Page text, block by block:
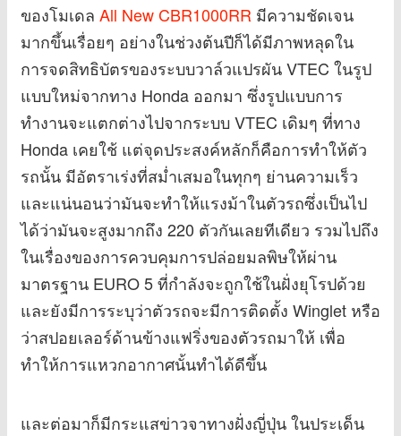
ของโมเดล All New CBR1000RR มีความชัดเจน
มากขึ้นเรื่อยๆ อย่างในช่วงต้นปีก็ได้มีภาพหลุดใน
การจดสิทธิบัตรของระบบวาล์วแปรผัน VTEC ในรูป
แบบใหม่จากทาง Honda ออกมา ซึ่งรูปแบบการ
ทำงานจะแตกต่างไปจากระบบ VTEC เดิมๆ ที่ทาง
Honda เคยใช้ แต่จุดประสงค์หลักก็คือการทำให้ตัว
รถนั้น มีอัตราเร่งที่สม่ำเสมอในทุกๆ ย่านความเร็ว
และแน่นอนว่ามันจะทำให้แรงม้าในตัวรถซึ่งเป็นไป
ได้ว่ามันจะสูงมากถึง 220 ตัวกันเลยทีเดียว รวมไปถึง
ในเรื่องของการควบคุมการปล่อยมลพิษให้ผ่าน
มาตรฐาน EURO 5 ที่กำลังจะถูกใช้ในฝั่งยุโรปด้วย
และยังมีการระบุว่าตัวรถจะมีการติดตั้ง Winglet หรือ
ว่าสปอยเลอร์ด้านข้างแฟริ่งของตัวรถมาให้ เพื่อ
ทำให้การแหวกอากาศนั้นทำได้ดีขึ้น
และต่อมาก็มีกระแสข่าวจาทางฝั่งญี่ปุ่น ในประเด็น